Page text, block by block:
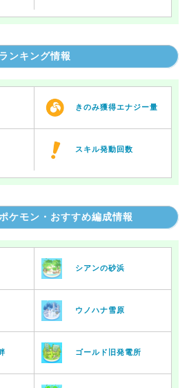
ランキング情報
きのみ獲得エナジー量
スキル発動回数
ケモン・おすすめ編成情報
シアンの砂浜
ウノハナ雪原
ゴールド旧発電所